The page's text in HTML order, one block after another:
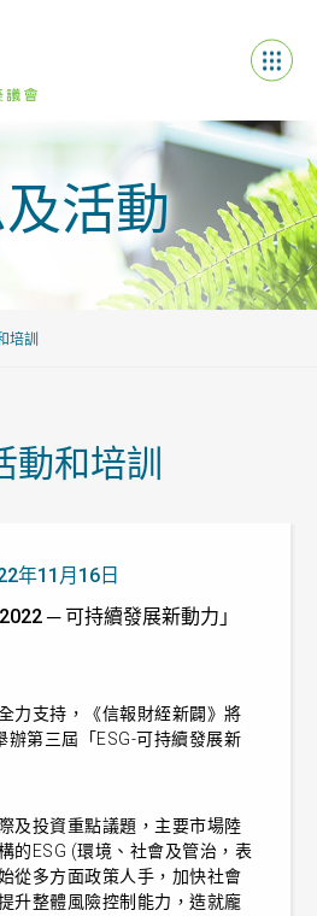
活動
培訓
動和培訓
年11月16日
─ 可持續發展新動力」
力支持，《信報財絰新闢》將
第三屆「ESG-可持續發展新
及投資重點議題，主要市場陸
的ESG (環境、社會及管治，表
從多方面政策人手，加快社會
升整體風險控制能力，造就龐